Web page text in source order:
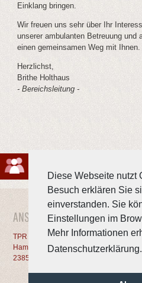
Diese Webseite nutzt
Besuch erklären Sie
einverstanden. Sie
Einstellungen im
Mehr Informationen
Datenschutzerklärung.
Einklang bringen.
Wir freuen uns sehr über Ihr
unserer ambulanten Betreuung und
einen gemeinsamen Weg mit Ihnen.
Herzlichst,
Brithe Holthaus
- Bereichsleitung -
ANSCHRIFT
TPR GmbH
Hamburger Chaussee 7
23858 Reinfeld
Telefon:
Telefax: